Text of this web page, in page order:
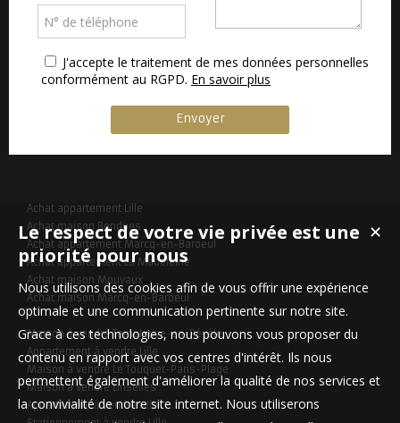
J'accepte le traitement de mes données personnelles
conformément au RGPD. En savoir plus
Achat appartement Lille
Achat maison Bondues
Achat appartement Marcq-en-Baroeul
Achat appartement La Madeleine
Achat maison Mouvaux
Achat maison Marcq-en-Baroeul
Maison à vendre Templeuve-en-Pévèle
Appartement à vendre Lille
Maison à vendre Le Touquet-Paris-Plage
Maison à vendre Linselles
Appartement à vendre Lille
✕
Le respect de votre vie privée est une
priorité pour nous
Nous utilisons des cookies afin de vous offrir une expérience
optimale et une communication pertinente sur notre site.
Grace à ces technologies, nous pouvons vous proposer du
contenu en rapport avec vos centres d'intérêt. Ils nous
permettent également d'améliorer la qualité de nos services et
la convivialité de notre site internet. Nous utiliserons